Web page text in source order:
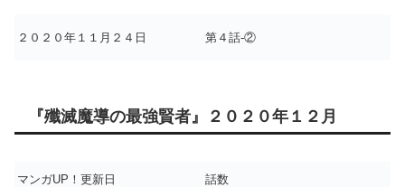
２０２０年１１月２４日 第４話-②
『殲滅魔導の最強賢者』２０２０年１２月
マンガUP！更新日 話数